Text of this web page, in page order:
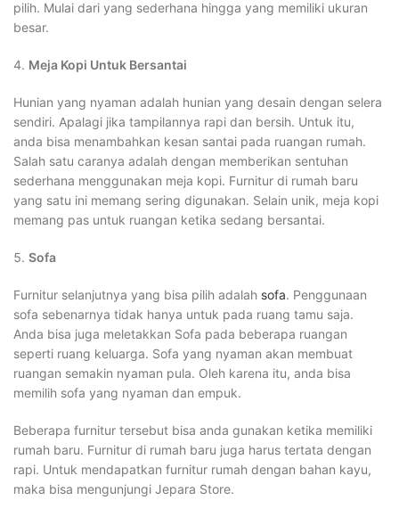
pilih. Mulai dari yang sederhana hingga yang memiliki ukuran
besar.
Meja Kopi Untuk Bersantai
Hunian yang nyaman adalah hunian yang desain dengan selera
sendiri. Apalagi jika tampilannya rapi dan bersih. Untuk itu,
anda bisa menambahkan kesan santai pada ruangan rumah.
Salah satu caranya adalah dengan memberikan sentuhan
sederhana menggunakan meja kopi. Furnitur di rumah baru
yang satu ini memang sering digunakan. Selain unik, meja kopi
memang pas untuk ruangan ketika sedang bersantai.
Sofa
Furnitur selanjutnya yang bisa pilih adalah sofa. Penggunaan
sofa sebenarnya tidak hanya untuk pada ruang tamu saja.
Anda bisa juga meletakkan Sofa pada beberapa ruangan
seperti ruang keluarga. Sofa yang nyaman akan membuat
ruangan semakin nyaman pula. Oleh karena itu, anda bisa
memilih sofa yang nyaman dan empuk.
Beberapa furnitur tersebut bisa anda gunakan ketika memiliki
rumah baru. Furnitur di rumah baru juga harus tertata dengan
rapi. Untuk mendapatkan furnitur rumah dengan bahan kayu,
maka bisa mengunjungi Jepara Store.